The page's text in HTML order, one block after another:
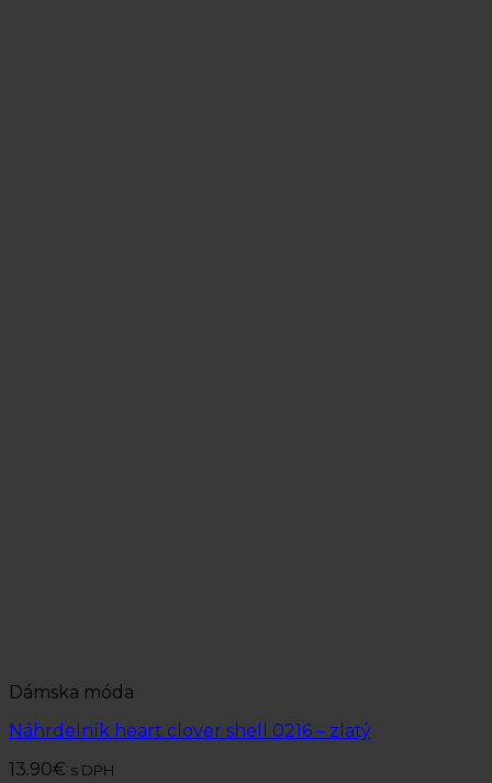
Dámska móda
Náhrdelník heart clover shell 0216 – zlatý
13.90€ s DPH